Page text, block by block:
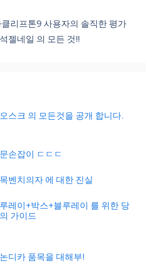
리프톤9 사용자의 솔직한 평가
젤네일 의 모든 것!!
스크 의 모든것을 공개 합니다.
손잡이 ㄷㄷㄷ
벤치의자 에 대한 진실
레이+박스+블루레이 를 위한 당
가이드
디카 품목을 대해부!